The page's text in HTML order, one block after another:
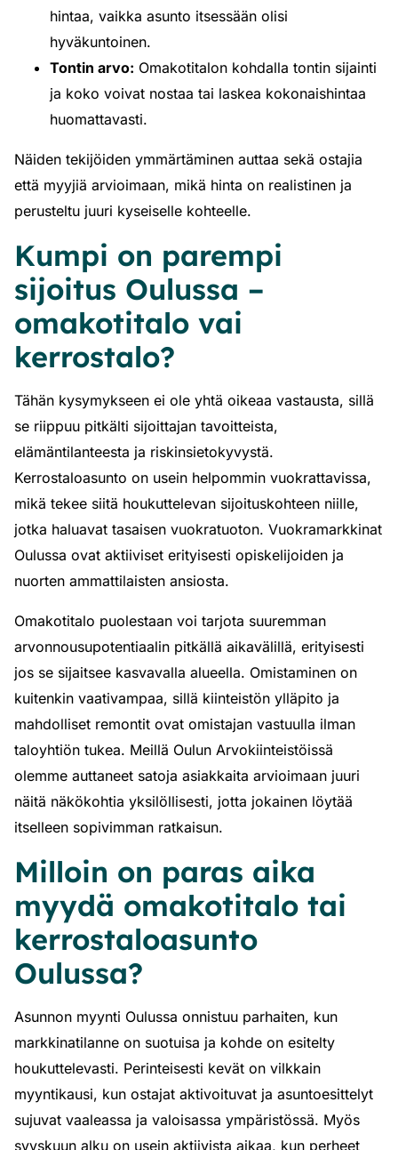
hintaa, vaikka asunto itsessään olisi
hyväkuntoinen.
Tontin arvo: Omakotitalon kohdalla tontin sijainti
ja koko voivat nostaa tai laskea kokonaishintaa
huomattavasti.
Näiden tekijöiden ymmärtäminen auttaa sekä ostajia
että myyjiä arvioimaan, mikä hinta on realistinen ja
perusteltu juuri kyseiselle kohteelle.
Kumpi on parempi
sijoitus Oulussa –
omakotitalo vai
kerrostalo?
Tähän kysymykseen ei ole yhtä oikeaa vastausta, sillä
se riippuu pitkälti sijoittajan tavoitteista,
elämäntilanteesta ja riskinsietokyvystä.
Kerrostaloasunto on usein helpommin vuokrattavissa,
mikä tekee siitä houkuttelevan sijoituskohteen niille,
jotka haluavat tasaisen vuokratuoton. Vuokramarkkinat
Oulussa ovat aktiiviset erityisesti opiskelijoiden ja
nuorten ammattilaisten ansiosta.
Omakotitalo puolestaan voi tarjota suuremman
arvonnousupotentiaalin pitkällä aikavälillä, erityisesti
jos se sijaitsee kasvavalla alueella. Omistaminen on
kuitenkin vaativampaa, sillä kiinteistön ylläpito ja
mahdolliset remontit ovat omistajan vastuulla ilman
taloyhtiön tukea. Meillä Oulun Arvokiinteistöissä
olemme auttaneet satoja asiakkaita arvioimaan juuri
näitä näkökohtia yksilöllisesti, jotta jokainen löytää
itselleen sopivimman ratkaisun.
Milloin on paras aika
myydä omakotitalo tai
kerrostaloasunto
Oulussa?
Asunnon myynti Oulussa onnistuu parhaiten, kun
markkinatilanne on suotuisa ja kohde on esitelty
houkuttelevasti. Perinteisesti kevät on vilkkain
myyntikausi, kun ostajat aktivoituvat ja asuntoesittelyt
sujuvat vaaleassa ja valoisassa ympäristössä. Myös
syyskuun alku on usein aktiivista aikaa, kun perheet